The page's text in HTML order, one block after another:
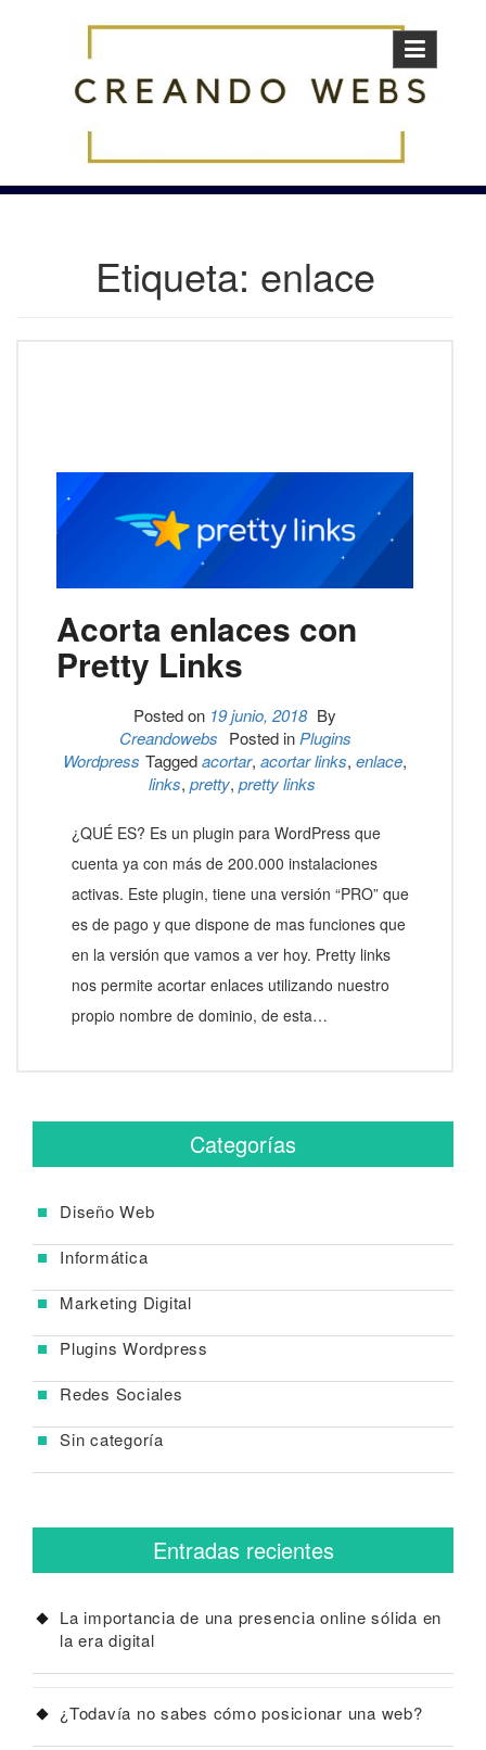
Etiqueta: enlace
Acorta enlaces con
Pretty Links
Posted on 19 junio, 2018 By
Creandowebs Posted in Plugins
Wordpress Taggedacortar, acortar links, enlace,
links, pretty, pretty links
¿QUÉ ES? Es un plugin para WordPress que
cuenta ya con más de 200.000 instalaciones
activas. Este plugin, tiene una versión “PRO” que
es de pago y que dispone de mas funciones que
en la versión que vamos a ver hoy. Pretty links
nos permite acortar enlaces utilizando nuestro
propio nombre de dominio, de esta…
Categorías
Diseño Web
Informática
Marketing Digital
Plugins Wordpress
Redes Sociales
Sin categoría
Entradas recientes
La importancia de una presencia online sólida en
la era digital
¿Todavía no sabes cómo posicionar una web?